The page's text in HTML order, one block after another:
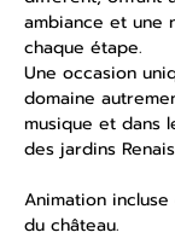
ambiance et une
chaque étape.
Une occasion
domaine
musique et dans
des jardins
Animation
du château.